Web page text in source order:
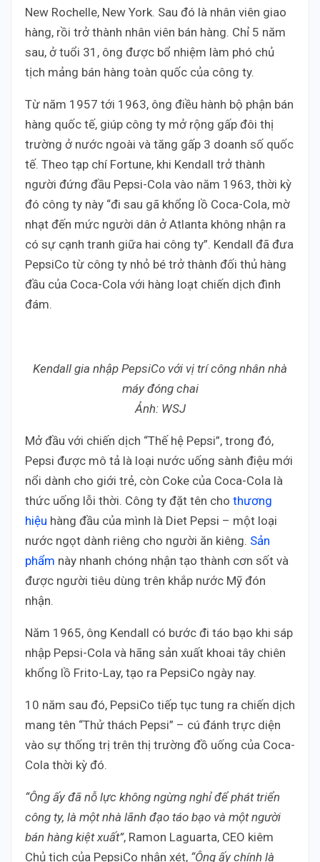
New Rochelle, New York. Sau đó là nhân viên giao
hàng, rồi trở thành nhân viên bán hàng. Chỉ 5 năm
sau, ở tuổi 31, ông được bổ nhiệm làm phó chủ
tịch mảng bán hàng toàn quốc của công ty.
Từ năm 1957 tới 1963, ông điều hành bộ phận bán
hàng quốc tế, giúp công ty mở rộng gấp đôi thị
trường ở nước ngoài và tăng gấp 3 doanh số quốc
tế. Theo tạp chí Fortune, khi Kendall trở thành
người đứng đầu Pepsi-Cola vào năm 1963, thời kỳ
đó công ty này “đi sau gã khổng lồ Coca-Cola, mờ
nhạt đến mức người dân ở Atlanta không nhận ra
có sự cạnh tranh giữa hai công ty”. Kendall đã đưa
PepsiCo từ công ty nhỏ bé trở thành đối thủ hàng
đầu của Coca-Cola với hàng loạt chiến dịch đình
đám.
Kendall gia nhập PepsiCo với vị trí công nhân nhà
máy đóng chai
Ảnh: WSJ
Mở đầu với chiến dịch “Thế hệ Pepsi”, trong đó,
Pepsi được mô tả là loại nước uống sành điệu mới
nổi dành cho giới trẻ, còn Coke của Coca-Cola là
thức uống lỗi thời. Công ty đặt tên cho thương
hiệu hàng đầu của mình là Diet Pepsi – một loại
nước ngọt dành riêng cho người ăn kiêng. Sản
phẩm này nhanh chóng nhận tạo thành cơn sốt và
được người tiêu dùng trên khắp nước Mỹ đón
nhận.
Năm 1965, ông Kendall có bước đi táo bạo khi sáp
nhập Pepsi-Cola và hãng sản xuất khoai tây chiên
khổng lồ Frito-Lay, tạo ra PepsiCo ngày nay.
10 năm sau đó, PepsiCo tiếp tục tung ra chiến dịch
mang tên “Thử thách Pepsi” – cú đánh trực diện
vào sự thống trị trên thị trường đồ uống của Coca-
Cola thời kỳ đó.
“Ông ấy đã nỗ lực không ngừng nghỉ để phát triển
công ty, là một nhà lãnh đạo táo bạo và một người
bán hàng kiệt xuất”, Ramon Laguarta, CEO kiêm
Chủ tịch của PepsiCo nhận xét, “Ông ấy chính là